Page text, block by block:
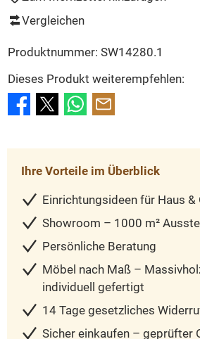
Vergleichen
Produktnummer: SW14280.1
Dieses Produkt weiterempfehlen:
Ihre Vorteile im Überblick
Einrichtungsideen für Haus &
Showroom – 1000 m²
Persönliche Beratung
Möbel nach Maß –
individuell gefertigt
14 Tage gesetzliches
Sicher einkaufen – geprüfter